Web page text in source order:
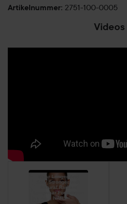
- Lämplig för normal, kombinerad
"How to Use" NARS Natural
Artikelnummer: 2751-100-0005
Videos
Wear Longer And
Stay Stronger with
Natural Radiant
Longwear Foundation
| NARS
01:28